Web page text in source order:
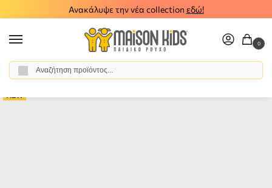
Ανακάλυψε την νέα collection εδώ!
0
Αρχική σελίδα / Αγόρι / Ρούχα